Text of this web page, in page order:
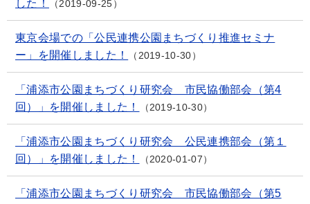
した！
2019-09-25
東京会場での「公民連携公園まちづくり推進セミナ
ー」を開催しました！
2019-10-30
「浦添市公園まちづくり研究会 市民協働部会（第4
回）」を開催しました！
2019-10-30
「浦添市公園まちづくり研究会 公民連携部会（第１
回）」を開催しました！
2020-01-07
「浦添市公園まちづくり研究会 市民協働部会（第5